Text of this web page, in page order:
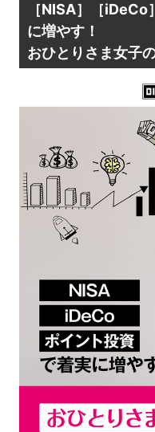
［NISA］［
に増やす！
おひとりさま女子